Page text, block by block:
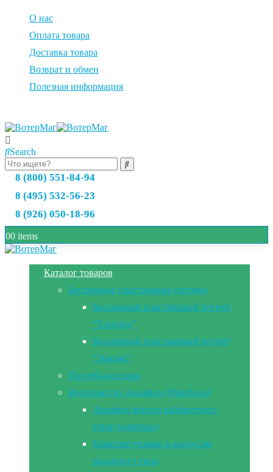
О нас
Оплата товара
Доставка товара
Возврат и обмен
Полезная информация
Search
8 (800) 551-84-94
8 (495) 532-56-23
8 (926) 050-18-96
00 items
Каталог товаров
Бесшовные пластиковые погреба
Бесшовный пластиковый погреб
“Тингард”
Бесшовный пластиковый погреб
“Земляк”
Погреба-кессоны
Водоочистка Аквафор (Waterboss)
Аквафор фильтр кабинетного
типа (waterboss)
Комплектующие к корпусам
засыпного типа